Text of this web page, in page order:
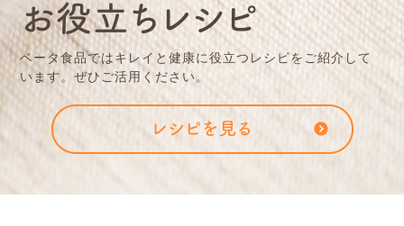
ベータ⾷品ではキレイと健康に役⽴つレシピをご紹介して
います。ぜひご活⽤ください。